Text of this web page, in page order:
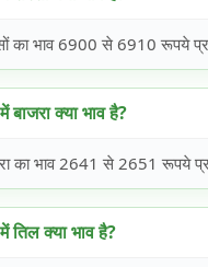
का भाव 6900 से 6910 रूपये
क्या भाव है?
का भाव 2641 से 2651 रूपये
क्या भाव है?